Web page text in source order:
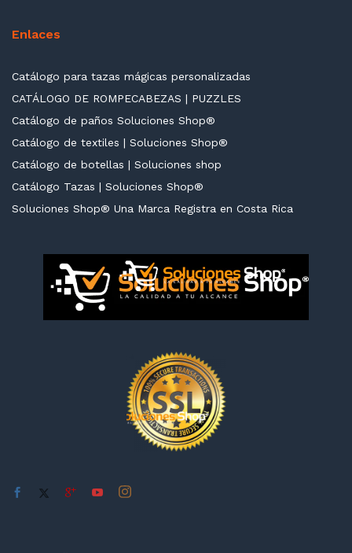
Enlaces
Catálogo para tazas mágicas personalizadas
CATÁLOGO DE ROMPECABEZAS | PUZZLES
Catálogo de paños Soluciones Shop®
Catálogo de textiles | Soluciones Shop®
Catálogo de botellas | Soluciones shop
Catálogo Tazas | Soluciones Shop®
Soluciones Shop® Una Marca Registra en Costa Rica